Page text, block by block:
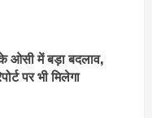
नंद लाल का निधन